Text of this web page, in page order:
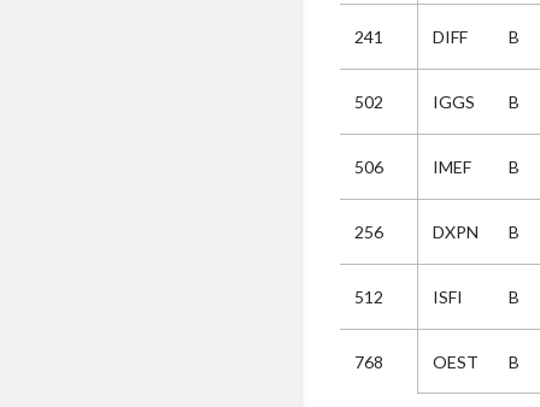
241 DIFF B
502 IGGS B
506 IMEF B
256 DXPN B
512 ISFI B
768 OEST B